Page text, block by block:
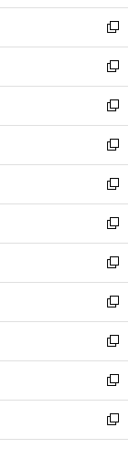
ウ
で
開
く
ン
ド
ウ
で
開
く
新
し
い
ウ
ィ
ン
ド
ウ
で
開
く
新
し
い
ウ
ィ
ン
ド
ウ
で
開
く
新
し
い
ウ
ィ
ン
ド
ウ
で
開
く
新
し
い
ウ
ィ
ン
ド
ウ
で
開
く
新
し
い
ウ
ィ
ン
ド
ウ
で
開
く
新
し
い
ウ
ィ
ン
ド
ウ
で
開
く
新
し
い
ウ
ィ
ン
ド
ウ
で
開
新
し
い
ウ
ィ
ン
ド
ウ
新
し
い
ウ
ィ
ン
新
し
い
ウ
新
し